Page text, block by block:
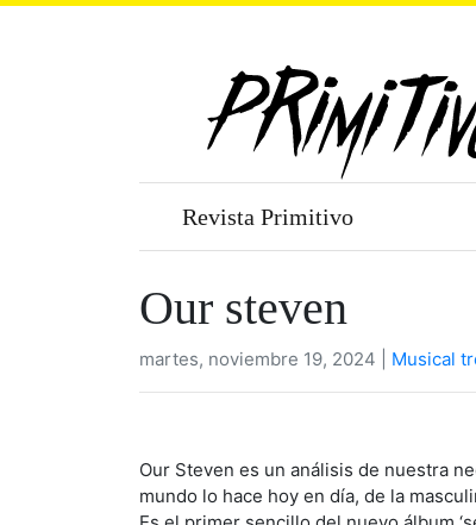
Revista Primitivo
Our steven
martes, noviembre 19, 2024 | Musical
Our Steven es un análisis de nuestra
mundo lo hace hoy en día, de la